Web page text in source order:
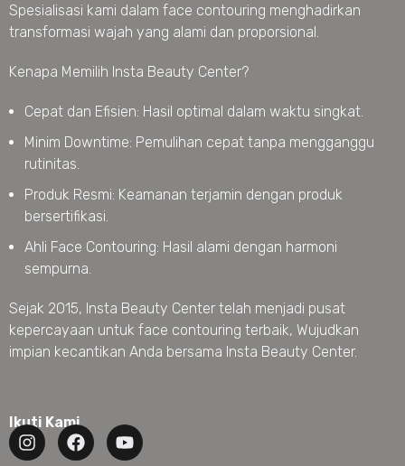
Spesialisasi kami dalam face contouring menghadirkan
transformasi wajah yang alami dan proporsional.
Kenapa Memilih Insta Beauty Center?
Cepat dan Efisien: Hasil optimal dalam waktu singkat.
Minim Downtime: Pemulihan cepat tanpa mengganggu
rutinitas.
Produk Resmi: Keamanan terjamin dengan produk
bersertifikasi.
Ahli Face Contouring: Hasil alami dengan harmoni
sempurna.
Sejak 2015, Insta Beauty Center telah menjadi pusat
kepercayaan untuk face contouring terbaik, Wujudkan
impian kecantikan Anda bersama Insta Beauty Center.
Ikuti Kami